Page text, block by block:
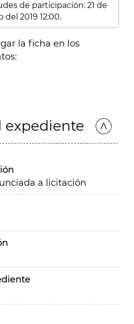
de participación: 21 de
del 2019 12:00.
la ficha en los
expediente
a licitación